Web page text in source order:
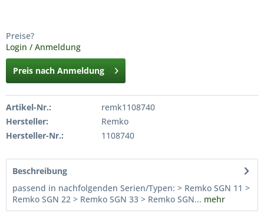
Preise?
Login / Anmeldung
Preis nach Anmeldung
Artikel-Nr.:
remk1108740
Hersteller:
Remko
Hersteller-Nr.:
1108740
Beschreibung
passend in nachfolgenden Serien/Typen: > Remko SGN 11 >
Remko SGN 22 > Remko SGN 33 > Remko SGN... mehr